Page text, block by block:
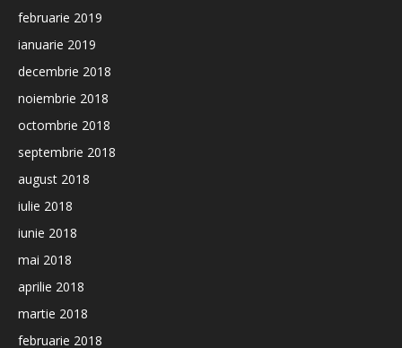
februarie 2019
ianuarie 2019
decembrie 2018
noiembrie 2018
octombrie 2018
septembrie 2018
august 2018
iulie 2018
iunie 2018
mai 2018
aprilie 2018
martie 2018
februarie 2018